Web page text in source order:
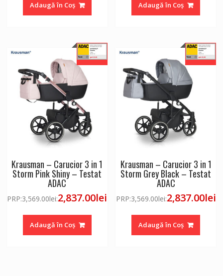
Adaugă în Coș Adaugă în Coș
Krausman – Carucior 3 in 1
Storm Pink Shiny – Testat
ADAC
PRP:3,569.00lei:2,837.00lei
Adaugă în Coș
Krausman – Carucior 3 in 1
Storm Grey Black – Testat
ADAC
PRP:3,569.00lei:2,837.00lei
Adaugă în Coș